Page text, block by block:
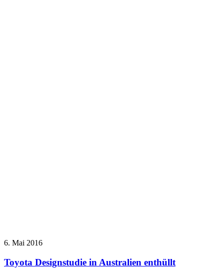
6. Mai 2016
Toyota Designstudie in Australien enthüllt